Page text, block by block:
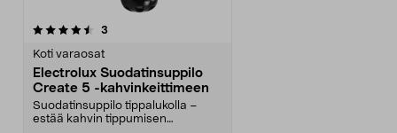
3
Koti varaosat
Electrolux Suodatinsuppilo
Create 5 -kahvinkeittimeen
Suodatinsuppilo tippalukolla –
estää kahvin tippumisen